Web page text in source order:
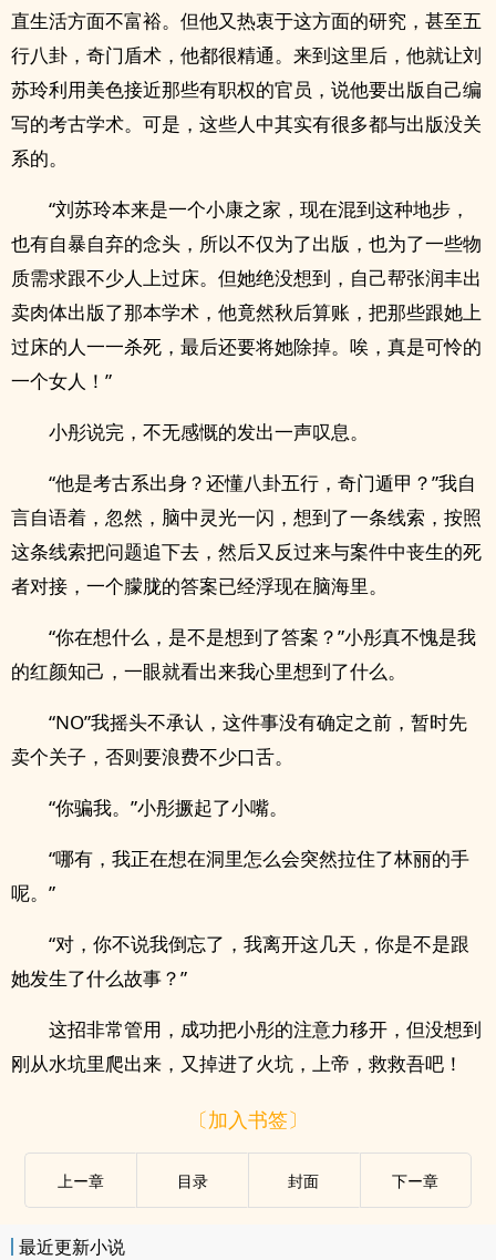
直生活方面不富裕。但他又热衷于这方面的研究，甚至五
行八卦，奇门盾术，他都很精通。来到这里后，他就让刘
苏玲利用美色接近那些有职权的官员，说他要出版自己编
写的考古学术。可是，这些人中其实有很多都与出版没关
系的。
“刘苏玲本来是一个小康之家，现在混到这种地步，
也有自暴自弃的念头，所以不仅为了出版，也为了一些物
质需求跟不少人上过床。但她绝没想到，自己帮张润丰出
卖肉体出版了那本学术，他竟然秋后算账，把那些跟她上
过床的人一一杀死，最后还要将她除掉。唉，真是可怜的
一个女人！”
小彤说完，不无感慨的发出一声叹息。
“他是考古系出身？还懂八卦五行，奇门遁甲？”我自
言自语着，忽然，脑中灵光一闪，想到了一条线索，按照
这条线索把问题追下去，然后又反过来与案件中丧生的死
者对接，一个朦胧的答案已经浮现在脑海里。
“你在想什么，是不是想到了答案？”小彤真不愧是我
的红颜知己，一眼就看出来我心里想到了什么。
“NO”我摇头不承认，这件事没有确定之前，暂时先
卖个关子，否则要浪费不少口舌。
“你骗我。”小彤撅起了小嘴。
“哪有，我正在想在洞里怎么会突然拉住了林丽的手
呢。”
“对，你不说我倒忘了，我离开这几天，你是不是跟
她发生了什么故事？”
这招非常管用，成功把小彤的注意力移开，但没想到
刚从水坑里爬出来，又掉进了火坑，上帝，救救吾吧！
〔加入书签〕
上ー章 目录 封面 下ー章
最近更新小说